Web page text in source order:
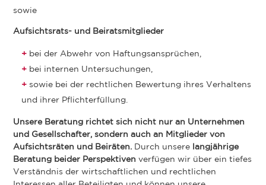
sowie
Aufsichtsrats- und Beiratsmitglieder
bei der Abwehr von Haftungsansprüchen,
bei internen Untersuchungen,
sowie bei der rechtlichen Bewertung ihres Verhaltens
und ihrer Pflichterfüllung.
Unsere Beratung richtet sich nicht nur an Unternehmen
und Gesellschafter, sondern auch an Mitglieder von
Aufsichtsräten und Beiräten.
Durch unsere
langjährige
Beratung beider Perspektiven verfügen wir über ein tiefes
Verständnis der wirtschaftlichen und rechtlichen